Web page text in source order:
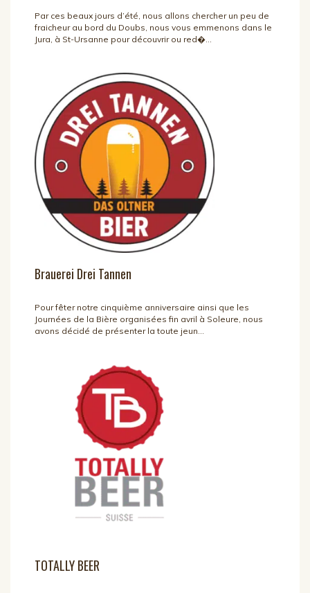
Par ces beaux jours d’été, nous allons chercher un peu de
fraicheur au bord du Doubs, nous vous emmenons dans le
Jura, à St-Ursanne pour découvrir ou red�...
Brauerei Drei Tannen
Pour fêter notre cinquième anniversaire ainsi que les
Journées de la Bière organisées fin avril à Soleure, nous
avons décidé de présenter la toute jeun...
TOTALLY BEER